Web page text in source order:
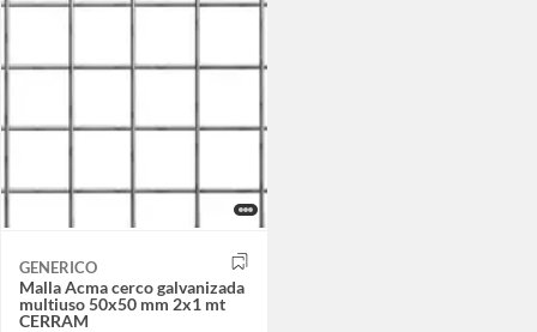
GENERICO
Malla Acma cerco galvanizada
multiuso 50x50 mm 2x1 mt
CERRAM